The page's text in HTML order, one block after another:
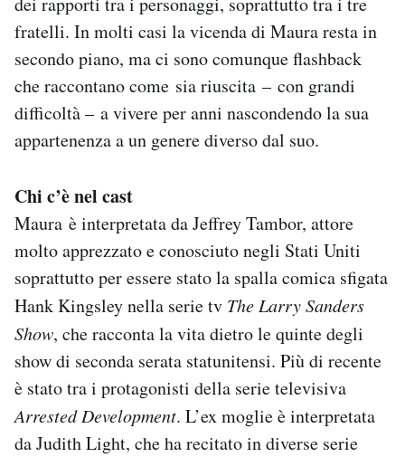
fratelli. In molti casi la vicenda di Maura resta in
secondo piano, ma ci sono comunque flashback
che raccontano come sia riuscita – con grandi
difficoltà – a vivere per anni nascondendo la sua
appartenenza a un genere diverso dal suo.
Chi c’è nel cast
Maura è interpretata da Jeffrey Tambor, attore
molto apprezzato e conosciuto negli Stati Uniti
soprattutto per essere stato la spalla comica sfigata
Hank Kingsley nella serie tv The Larry Sanders
Show, che racconta la vita dietro le quinte degli
show di seconda serata statunitensi. Più di recente
è stato tra i protagonisti della serie televisiva
Arrested Development. L’ex moglie è interpretata
da Judith Light, che ha recitato in diverse serie